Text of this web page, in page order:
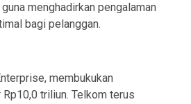
menghadirkan pengalaman
bagi pelanggan.
membukukan
triliun. Telkom terus